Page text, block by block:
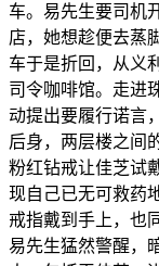
车。易先生要司机
店，她想趁便去蒸
车于是折回，从义
司令咖啡馆。走进
动提出要履行诺言
后身，两层楼之间
粉红钻戒让佳芝试
现自己已无可救药
戒指戴到手上，也
易先生猛然警醒，